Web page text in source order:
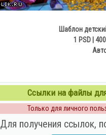
Шаблон
1 PSD |
Ссылки на файлы
Только для личного
Для получения ссылок,